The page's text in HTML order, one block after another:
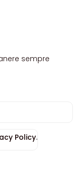
sempre
Policy.